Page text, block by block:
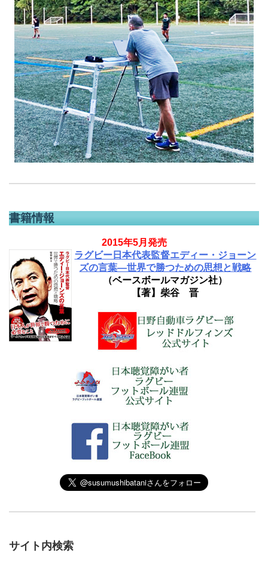
書籍情報
2015年5月発売
ラグビー日本代表監督エディー・ジョーン
ズの言葉―世界で勝つための思想と戦略
（ベースボールマガジン社）
【著】柴谷 晋
サイト内検索